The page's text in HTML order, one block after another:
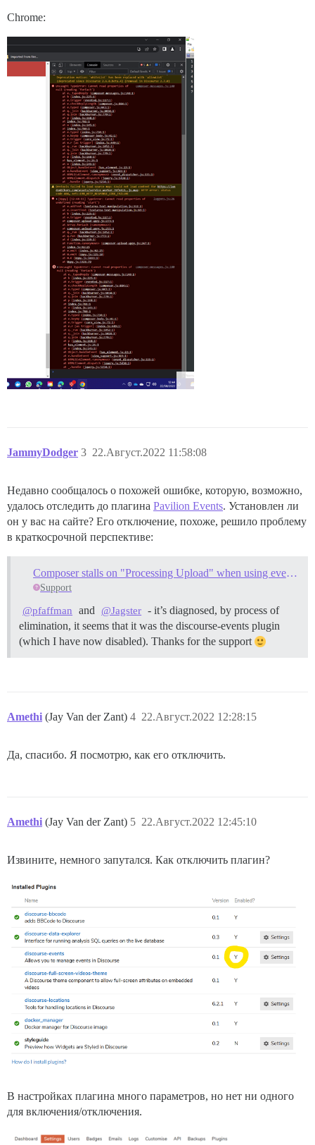
Chrome:
JammyDodger 22.Август.2022 11:58:08
3
Недавно сообщалось о похожей ошибке, которую, возможно,
удалось отследить до плагина Pavilion Events. Установлен ли
он у вас на сайте? Его отключение, похоже, решило проблему
в краткосрочной перспективе:
Composer stalls on "Processing Upload" when using events plugin
Support
@pfaffman and @Jagster - it’s diagnosed, by process of
elimination, it seems that it was the discourse-events plugin
(which I have now disabled). Thanks for the support
Amethi (Jay Van der Zant) 22.Август.2022 12:28:15
4
Да, спасибо. Я посмотрю, как его отключить.
Amethi (Jay Van der Zant) 22.Август.2022 12:45:10
5
Извините, немного запутался. Как отключить плагин?
В настройках плагина много параметров, но нет ни одного
для включения/отключения.